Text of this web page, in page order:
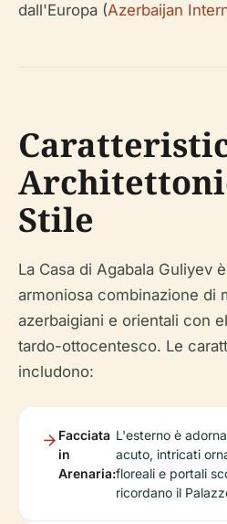
dall'Europa (Azerbaijan
Stile
La Casa di Agabala Guliyev
armoniosa combinazione di
azerbaigiani e orientali con
tardo-ottocentesco. Le
includono:
Facciata
in
Arenaria:
L'esterno è
acuto, intricati
floreali e portali
ricordano il